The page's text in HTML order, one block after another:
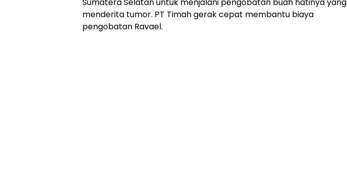
menderita tumor. PT Timah gerak cepat membantu biaya
pengobatan Ravael.